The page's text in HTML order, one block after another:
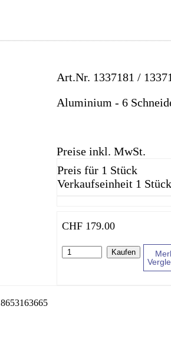
Art.Nr. 1337181 /
Aluminium - 6
Preise inkl. MwSt.
Preis für 1 Stück
Verkaufseinheit 1 Stück
CHF 179.00
Kaufen